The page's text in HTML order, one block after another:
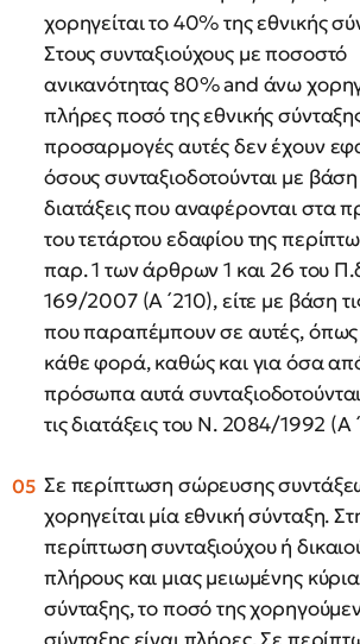
χορηγείται το 40% της εθνικής
Στους συνταξιούχους με ποσοστό
ανικανότητας 80% and άνω
πλήρες ποσό της εθνικής
προσαρμογές αυτές δεν έχουν
όσους συνταξιοδοτούνται με βάση
διατάξεις που αναφέρονται στα
του τετάρτου εδαφίου της
παρ. 1 των άρθρων 1 και 26 του
169/2007 (Α ́ 210), είτε με βάση
που παραπέμπουν σε αυτές, όπως
κάθε φορά, καθώς και για όσα
πρόσωπα αυτά
τις διατάξεις του Ν. 2084/1992 (Α
Σε περίπτωση σώρευσης
χορηγείται μία εθνική σύνταξη.
περίπτωση συνταξιούχου ή
πλήρους και μιας μειωμένης
σύνταξης, το ποσό της